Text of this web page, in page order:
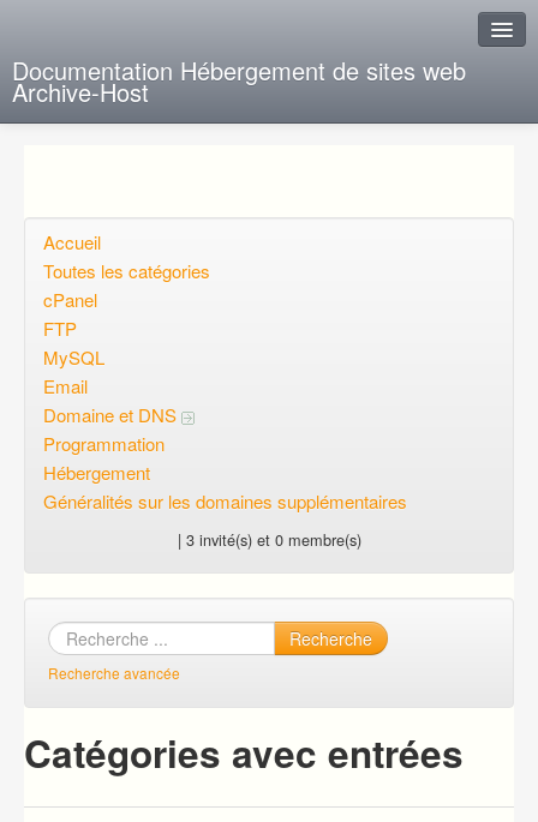
Documentation Hébergement de sites web
Archive-Host
Questions ouvertes
Voulez-vous vous inscrire?
Connexion
Accueil
Toutes les catégories
cPanel
FTP
MySQL
Email
Domaine et DNS
Programmation
Hébergement
Généralités sur les domaines supplémentaires
| 3 invité(s) et 0 membre(s)
Recherche
Recherche avancée
Catégories avec entrées